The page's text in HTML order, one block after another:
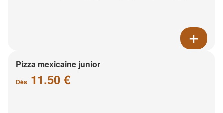
Pizza mexicaine junior
Dès 11.50 €